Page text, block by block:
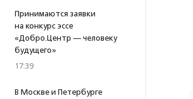
Принимаются заявки
на конкурс эссе
«Добро.Центр — человеку
будущего»
17:39
В Москве и Петербурге